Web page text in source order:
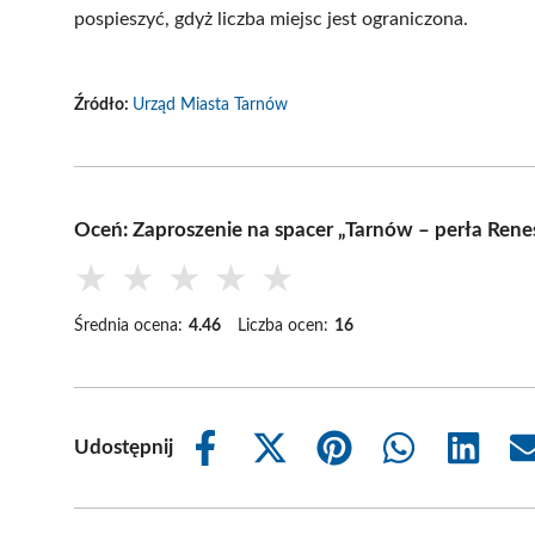
pospieszyć, gdyż liczba miejsc jest ograniczona.
Źródło: Urząd Miasta Tarnów
Oceń: Zaproszenie na spacer „Tarnów – perła
★ ★ ★ ★ ★
Średnia ocena: 4.46 Liczba ocen: 16
Udostępnij
Share
Share
(Twitter)
Share
Share
Share